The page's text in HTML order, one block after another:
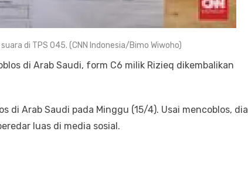
di TPS 045. (CNN Indonesia/Bimo Wiwoho)
di Arab Saudi, form C6 milik Rizieq dikembalikan
di Arab Saudi pada Minggu (15/4). Usai mencoblos, dia
luas di media sosial.